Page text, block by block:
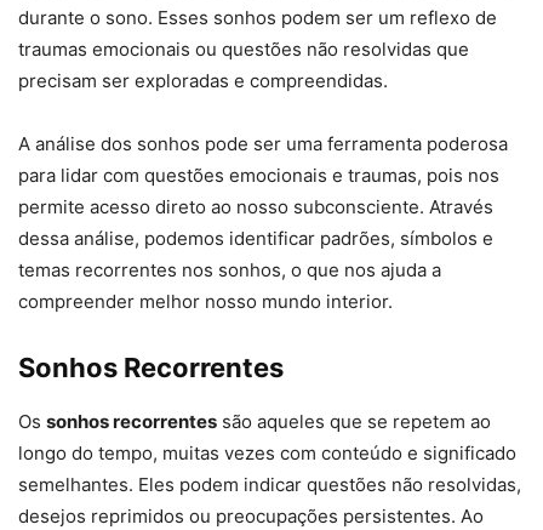
durante o sono. Esses sonhos podem ser um reflexo de
traumas emocionais ou questões não resolvidas que
precisam ser exploradas e compreendidas.
A análise dos sonhos pode ser uma ferramenta poderosa
para lidar com questões emocionais e traumas, pois nos
permite acesso direto ao nosso subconsciente. Através
dessa análise, podemos identificar padrões, símbolos e
temas recorrentes nos sonhos, o que nos ajuda a
compreender melhor nosso mundo interior.
Sonhos Recorrentes
Os sonhos recorrentes são aqueles que se repetem ao
longo do tempo, muitas vezes com conteúdo e significado
semelhantes. Eles podem indicar questões não resolvidas,
desejos reprimidos ou preocupações persistentes. Ao